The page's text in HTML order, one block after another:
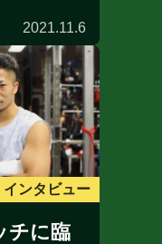
2021.11.6
インタビュー
チに臨